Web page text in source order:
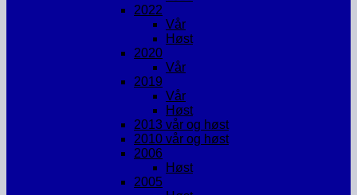
2022
Vår
Høst
2020
Vår
2019
Vår
Høst
2013 vår og høst
2010 vår og høst
2006
Høst
2005